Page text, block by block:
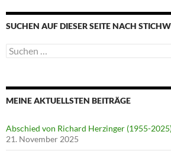
SUCHEN AUF DIESER SEITE NACH
Suche
nach:
MEINE AKTUELLSTEN BEITRÄGE
Abschied von Richard Herzinger (1955-
21. November 2025